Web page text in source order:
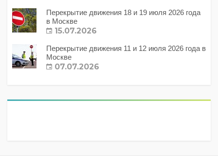
Перекрытие движения 18 и 19 июля 2026 года
в Москве
15.07.2026
Перекрытие движения 11 и 12 июля 2026 года в
Москве
07.07.2026